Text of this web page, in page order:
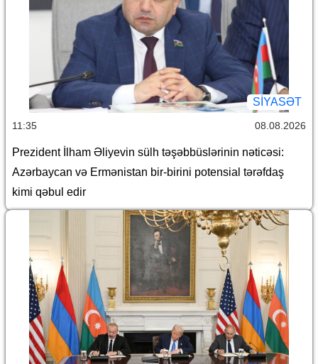
SİYASƏT
11:35 08.08.2026
Prezident İlham Əliyevin sülh təşəbbüslərinin nəticəsi:
Azərbaycan və Ermənistan bir-birini potensial tərəfdaş
kimi qəbul edir